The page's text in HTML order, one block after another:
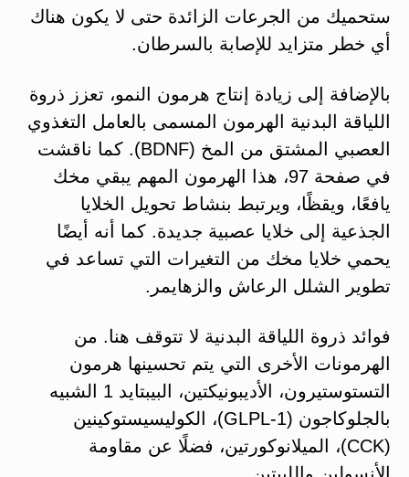
ستحميك من الجرعات الزائدة حتى لا يكون هناك
أي خطر متزايد للإصابة بالسرطان.
بالإضافة إلى زيادة إنتاج هرمون النمو، تعزز ذروة
اللياقة البدنية الهرمون المسمى بالعامل التغذوي
العصبي المشتق من المخ (BDNF). كما ناقشت
في صفحة 97، هذا الهرمون المهم يبقي مخك
يافعًا، ويقظًا، ويرتبط بنشاط تحويل الخلايا
الجذعية إلى خلايا عصبية جديدة. كما أنه أيضًا
يحمي خلايا مخك من التغيرات التي تساعد في
تطوير الشلل الرعاش والزهايمر.
فوائد ذروة اللياقة البدنية لا تتوقف هنا. من
الهرمونات الأخرى التي يتم تحسينها هرمون
التستوستيرون، الأديبونيكتين، البيبتايد 1 الشبيه
بالجلوكاجون (GLPL-1)، الكوليسيستوكينين
(CCK)، الميلانوكورتين، فضلًا عن مقاومة
الأنسولين والليبتين.